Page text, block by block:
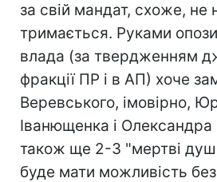
за свій мандат, схоже, не
тримається. Руками
влада (за твердженням
фракції ПР і в АП) хоче
Веревського, імовірно,
Іванющенка і Олександра
також ще 2-3 "мертві
буде мати можливість